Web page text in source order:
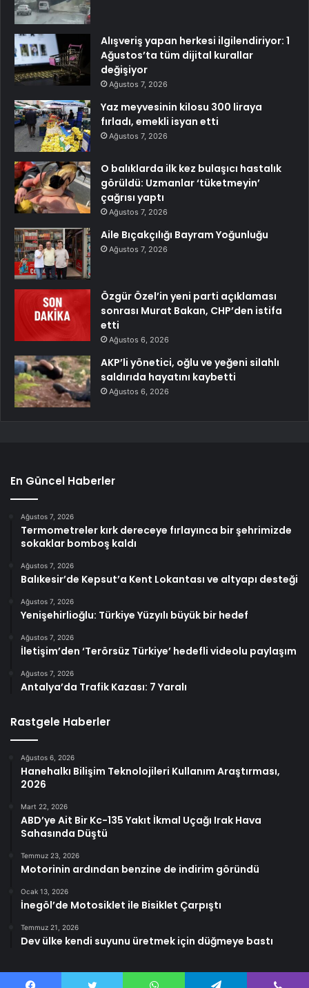
Alışveriş yapan herkesi ilgilendiriyor: 1
Ağustos’ta tüm dijital kurallar
değişiyor
Ağustos 7, 2026
Yaz meyvesinin kilosu 300 liraya
fırladı, emekli isyan etti
Ağustos 7, 2026
O balıklarda ilk kez bulaşıcı hastalık
görüldü: Uzmanlar ‘tüketmeyin’
çağrısı yaptı
Ağustos 7, 2026
Aile Bıçakçılığı Bayram Yoğunluğu
Ağustos 7, 2026
Özgür Özel’in yeni parti açıklaması
sonrası Murat Bakan, CHP’den istifa
etti
Ağustos 6, 2026
AKP’li yönetici, oğlu ve yeğeni silahlı
saldırıda hayatını kaybetti
Ağustos 6, 2026
En Güncel Haberler
Ağustos 7, 2026
Termometreler kırk dereceye fırlayınca bir şehrimizde
sokaklar bomboş kaldı
Ağustos 7, 2026
Balıkesir’de Kepsut’a Kent Lokantası ve altyapı desteği
Ağustos 7, 2026
Yenişehirlioğlu: Türkiye Yüzyılı büyük bir hedef
Ağustos 7, 2026
İletişim’den ‘Terörsüz Türkiye’ hedefli videolu paylaşım
Ağustos 7, 2026
Antalya’da Trafik Kazası: 7 Yaralı
Rastgele Haberler
Ağustos 6, 2026
Hanehalkı Bilişim Teknolojileri Kullanım Araştırması,
2026
Mart 22, 2026
ABD’ye Ait Bir Kc-135 Yakıt İkmal Uçağı Irak Hava
Sahasında Düştü
Temmuz 23, 2026
Motorinin ardından benzine de indirim göründü
Ocak 13, 2026
İnegöl’de Motosiklet ile Bisiklet Çarpıştı
Temmuz 21, 2026
Dev ülke kendi suyunu üretmek için düğmeye bastı